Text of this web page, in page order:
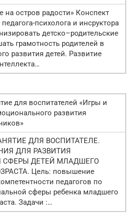
на остров радости» Конспект
психолога и инсруктора
детско–родительские
грамотность родителей в
развития детей. Развитие
для воспитателей «Игры и
развития
ДЛЯ ВОСПИТАТЕЛЕ.
ДЛЯ РАЗВИТИЯ
ДЕТЕЙ МЛАДШЕГО
Цель: повышение
педагогов по
сферы ребенка младшего
Задачи :…